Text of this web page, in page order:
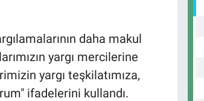
daha makul
yargı mercilerine
yargı teşkilatımıza,
ifadelerini kullandı.